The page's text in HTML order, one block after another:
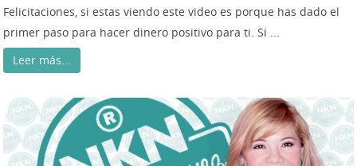
Felicitaciones, si estas viendo este video es porque has dado el
primer paso para hacer dinero positivo para ti. Si ...
Leer más...